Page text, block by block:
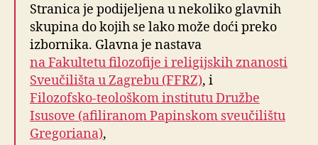
Stranica je podijeljena u nekoliko glavnih
skupina do kojih se lako može doći preko
izbornika. Glavna je nastava
na Fakultetu filozofije i religijskih znanosti
Sveučilišta u Zagrebu (FFRZ), i
Filozofsko-teološkom institutu Družbe
Isusove (afiliranom Papinskom sveučilištu
Gregoriana),